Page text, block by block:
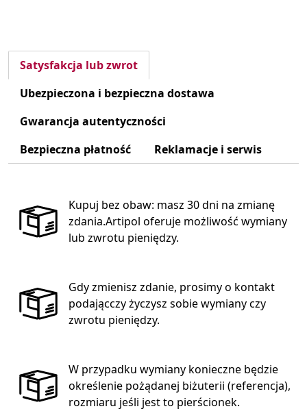
Satysfakcja lub zwrot
Ubezpieczona i bezpieczna dostawa
Gwarancja autentyczności
Bezpieczna płatność
Reklamacje i serwis
Kupuj bez obaw: masz 30 dni na zmianę
zdania.Artipol oferuje możliwość wymiany
lub zwrotu pieniędzy.
Gdy zmienisz zdanie, prosimy o kontakt
podającczy życzysz sobie wymiany czy
zwrotu pieniędzy.
W przypadku wymiany konieczne będzie
określenie pożądanej biżuterii (referencja),
rozmiaru jeśli jest to pierścionek.